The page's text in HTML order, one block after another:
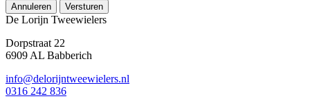
Annuleren Versturen
De Lorijn Tweewielers
Dorpstraat 22
6909 AL Babberich
info@delorijntweewielers.nl
0316 242 836